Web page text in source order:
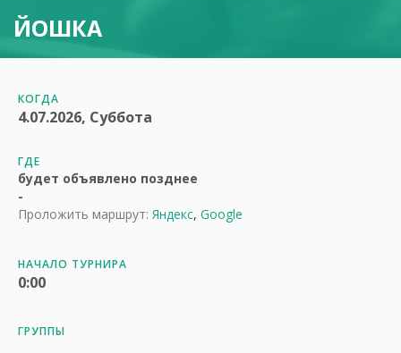
ЙОШКА
КОГДА
4.07.2026, Суббота
ГДЕ
будет объявлено позднее
-
Проложить маршрут: Яндекс, Google
НАЧАЛО ТУРНИРА
0:00
ГРУППЫ